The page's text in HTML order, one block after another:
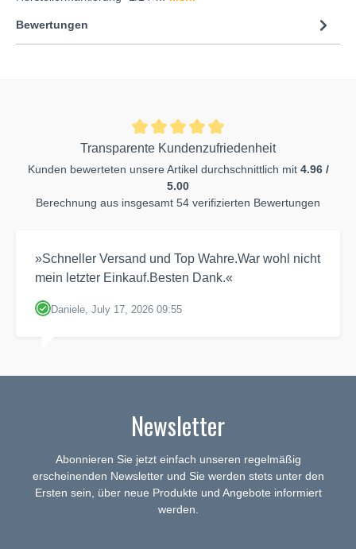
Bewertungen
Transparente Kundenzufriedenheit
Kunden bewerteten unsere Artikel durchschnittlich mit 4.96 /
5.00
Berechnung aus insgesamt 54 verifizierten Bewertungen
»Schneller Versand und Top Wahre.War wohl nicht
mein letzter Einkauf.Besten Dank.«
Daniele, July 17, 2026 09:55
Newsletter
Abonnieren Sie jetzt einfach unseren regelmäßig
erscheinenden Newsletter und Sie werden stets unter den
Ersten sein, über neue Produkte und Angebote informiert
werden.